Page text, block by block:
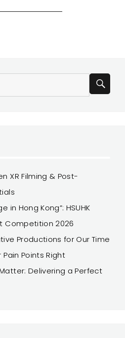
XR Filming & Post-
in Hong Kong”: HSUHK
Competition 2026
Productions for Our Time
Points Right
Delivering a Perfect